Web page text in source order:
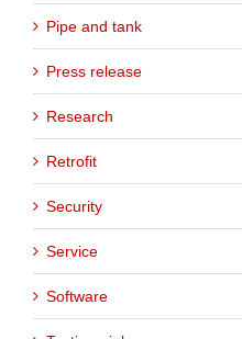
Pipe and tank
Press release
Research
Retrofit
Security
Service
Software